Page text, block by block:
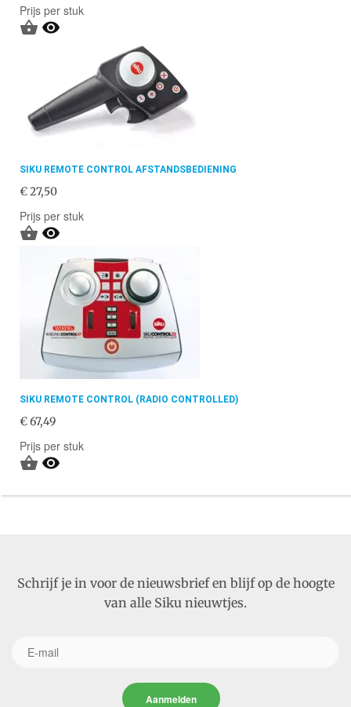
Prijs per stuk
 
SIKU REMOTE CONTROL AFSTANDSBEDIENING
€ 27,50
Prijs per stuk
 
SIKU REMOTE CONTROL (RADIO CONTROLLED)
€ 67,49
Prijs per stuk
 
Schrijf je in voor de nieuwsbrief en blijf op de hoogte
van alle Siku nieuwtjes.
Aanmelden